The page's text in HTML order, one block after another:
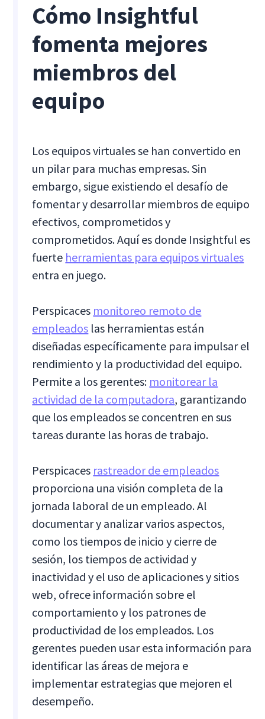
Cómo Insightful
fomenta mejores
miembros del
equipo
Los equipos virtuales se han convertido en
un pilar para muchas empresas. Sin
embargo, sigue existiendo el desafío de
fomentar y desarrollar miembros de equipo
efectivos, comprometidos y
comprometidos. Aquí es donde Insightful es
fuerte herramientas para equipos virtuales
entra en juego.
Perspicaces monitoreo remoto de
empleados las herramientas están
diseñadas específicamente para impulsar el
rendimiento y la productividad del equipo.
Permite a los gerentes: monitorear la
actividad de la computadora, garantizando
que los empleados se concentren en sus
tareas durante las horas de trabajo.
Perspicaces rastreador de empleados
proporciona una visión completa de la
jornada laboral de un empleado. Al
documentar y analizar varios aspectos,
como los tiempos de inicio y cierre de
sesión, los tiempos de actividad y
inactividad y el uso de aplicaciones y sitios
web, ofrece información sobre el
comportamiento y los patrones de
productividad de los empleados. Los
gerentes pueden usar esta información para
identificar las áreas de mejora e
implementar estrategias que mejoren el
desempeño.